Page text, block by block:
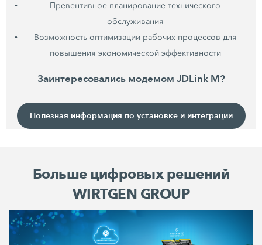
Превентивное планирование технического
обслуживания
Возможность оптимизации рабочих процессов для
повышения экономической эффективности
Заинтересовались модемом JDLink M?
Полезная информация по установке и интеграции
Больше цифровых решений
WIRTGEN GROUP